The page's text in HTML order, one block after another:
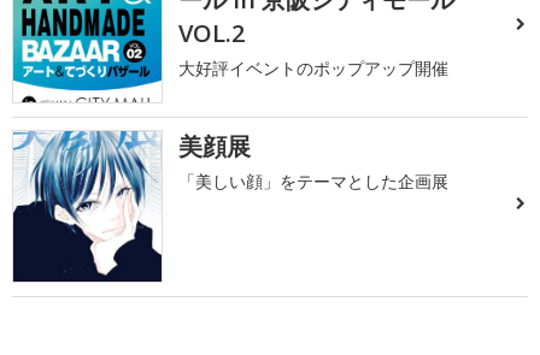
VOL.2
大好評イベントのポップアップ開催
美顔展
「美しい顔」をテーマとした企画展